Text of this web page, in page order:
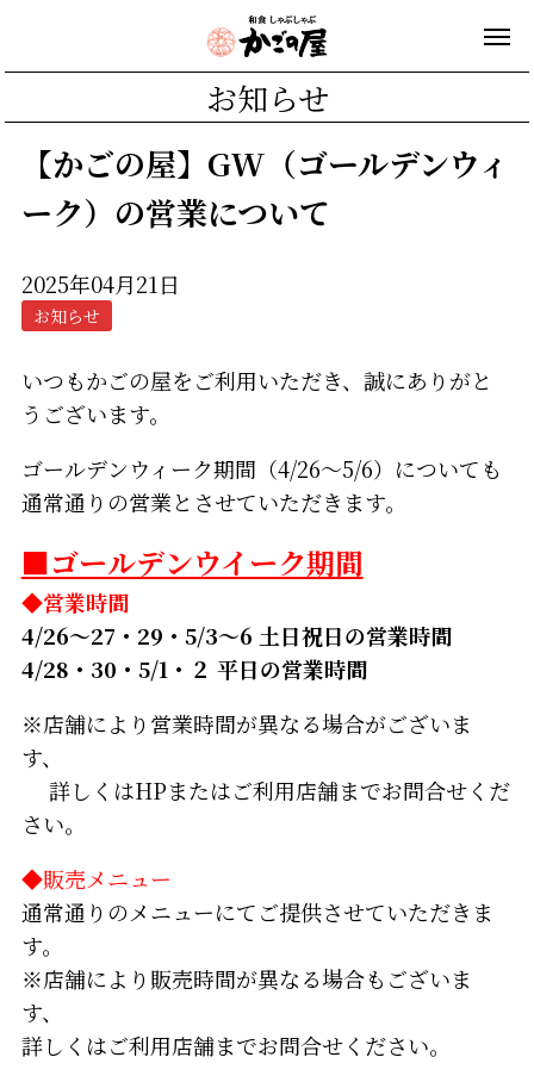
お知らせ
【かごの屋】GW（ゴールデンウィ
ーク）の営業について
2025年04月21日
お知らせ
いつもかごの屋をご利用いただき、誠にありがと
うございます。
ゴールデンウィーク期間（4/26～5/6）についても
通常通りの営業とさせていただきます。
■ゴールデンウイーク期間
◆営業時間
4/26～27・29・5/3～6 土日祝日の営業時間
4/28・30・5/1・２ 平日の営業時間
※店舗により営業時間が異なる場合がございま
す、
詳しくはHPまたはご利用店舗までお問合せくだ
さい。
◆販売メニュー
通常通りのメニューにてご提供させていただきま
す。
※店舗により販売時間が異なる場合もございま
す、
詳しくはご利用店舗までお問合せください。